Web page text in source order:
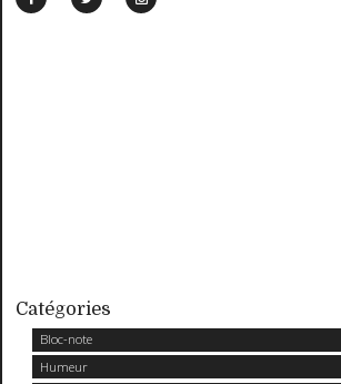
Catégories
Bloc-note
Humeur